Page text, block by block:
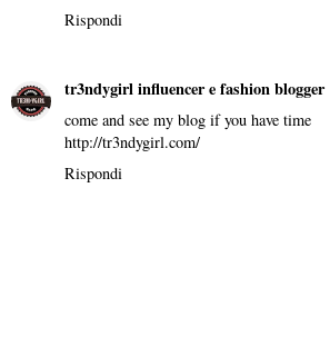
Rispondi
tr3ndygirl influencer e fashion blogger
come and see my blog if you have time
http://tr3ndygirl.com/
Rispondi